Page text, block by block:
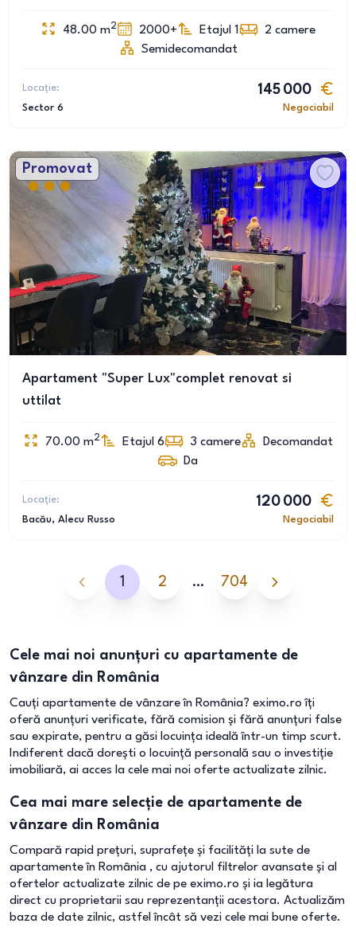
48.00 m2 2000+ Etajul 1 2 camere
Semidecomandat
Locație:
Sector 6
145 000
Negociabil
Promovat
Apartament "Super Lux"complet renovat si
uttilat
70.00 m2 Etajul 6 3 camere
Decomandat
Da
Locație:
Bacău, Alecu Russo
120 000
Negociabil
1 2 … 704
Cele mai noi anunțuri cu apartamente de
vânzare din România
Cauți apartamente de vânzare în România? eximo.ro îți
oferă anunțuri verificate, fără comision și fără anunțuri false
sau expirate, pentru a găsi locuința ideală într-un timp scurt.
Indiferent dacă dorești o locuință personală sau o investiție
imobiliară, ai acces la cele mai noi oferte actualizate zilnic.
Cea mai mare selecție de apartamente de
vânzare din România
Compară rapid prețuri, suprafețe și facilități la sute de
apartamente în România , cu ajutorul filtrelor avansate și al
ofertelor actualizate zilnic de pe eximo.ro și ia legătura
direct cu proprietarii sau reprezentanții acestora. Actualizăm
baza de date zilnic, astfel încât să vezi cele mai bune oferte.